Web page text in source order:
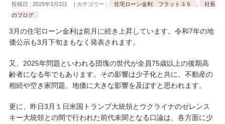
投稿日 : 2025年3月2日 カテゴリー : 住宅ローン金利 フラット３５
社長
のブログ
3月の住宅ローン金利は前月に続き上昇しています。令和7年の地
価公示も3月下旬まもなく発表されます。
又、2025年問題といわれる団塊の世代が全員75歳以上の後期高
齢者になる年でもあります。その影響は少子化と共に、不動産の
相続や空き家問題、地価に大きな影響を及ぼすと思われます。
更に、昨日3月１日米国トランプ大統領とウクライナのゼレンス
キー大統領との間で行われた前代未聞となる口論は、各方面に少